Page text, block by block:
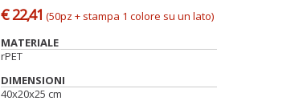
€ 22,41 (50pz + stampa 1 colore su un lato)
MATERIALE
rPET
DIMENSIONI
40x20x25 cm